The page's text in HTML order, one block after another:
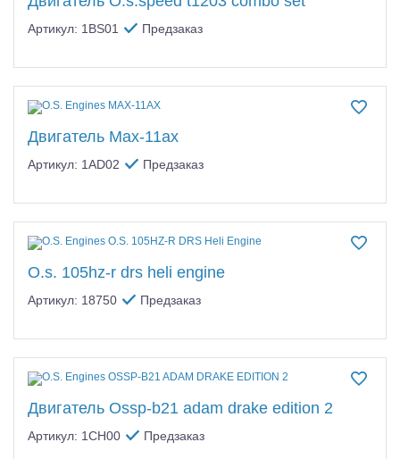
Артикул: 1BS01 Предзаказ
Двигатель Max-11ax
Артикул: 1AD02 Предзаказ
O.s. 105hz-r drs heli engine
Артикул: 18750 Предзаказ
Двигатель Ossp-b21 adam drake edition 2
Артикул: 1CH00 Предзаказ